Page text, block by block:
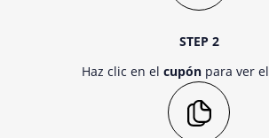
STEP 2
Haz clic en el cupónpara ver el